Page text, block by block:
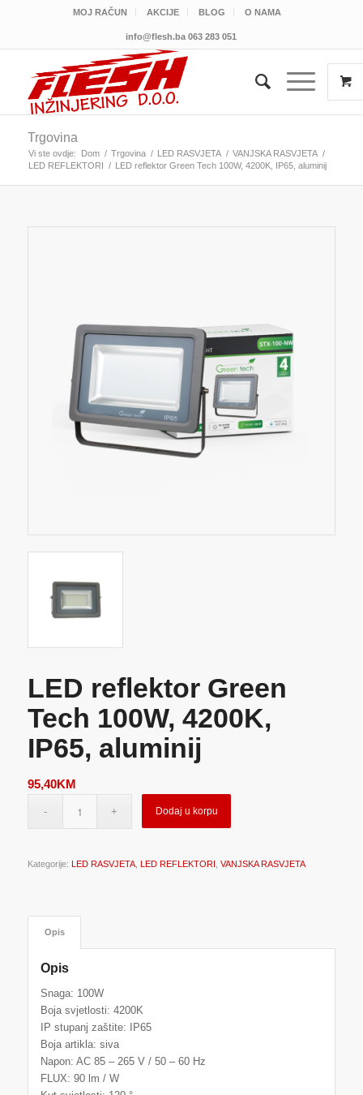
MOJ RAČUN AKCIJE BLOG O NAMA
info@flesh.ba 063 283 051
Trgovina
Vi ste ovdje: Dom / Trgovina / LED RASVJETA / VANJSKA RASVJETA /
LED REFLEKTORI / LED reflektor Green Tech 100W, 4200K, IP65, aluminij
LED reflektor Green
Tech 100W, 4200K,
IP65, aluminij
95,40KM
Dodaj u korpu
Kategorije: LED RASVJETA, LED REFLEKTORI , VANJSKA RASVJETA
Opis
Opis
Snaga: 100W
Boja svjetlosti: 4200K
IP stupanj zaštite: IP65
Boja artikla: siva
Napon: AC 85 – 265 V / 50 – 60 Hz
FLUX: 90 lm / W